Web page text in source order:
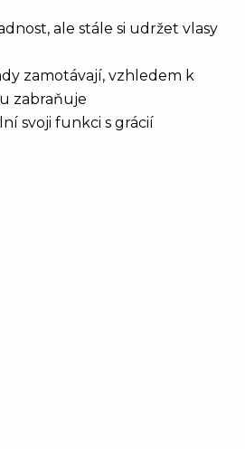
ale stále si udržet vlasy
zamotávají, vzhledem k
zabraňuje
svoji funkci s grácií